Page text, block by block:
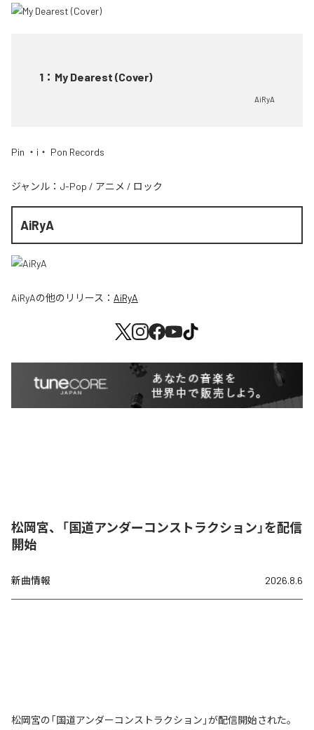
1 ： My Dearest (Cover)
AiRyA
Pin ・i・ Pon Records
ジャンル： J-Pop / アニメ / ロック
AiRyA
AiRyAの他のリリース： AiRyA
松岡宮、「国道アンダーコンストラクション」を配信
開始
新曲情報 2026.8.6
松岡宮の「国道アンダーコンストラクション」が配信開始された。